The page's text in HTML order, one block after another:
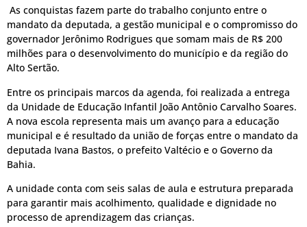
As conquistas fazem parte do trabalho conjunto entre o
mandato da deputada, a gestão municipal e o compromisso do
governador Jerônimo Rodrigues que somam mais de R$ 200
milhões para o desenvolvimento do município e da região do
Alto Sertão.
Entre os principais marcos da agenda, foi realizada a entrega
da Unidade de Educação Infantil João Antônio Carvalho Soares.
A nova escola representa mais um avanço para a educação
municipal e é resultado da união de forças entre o mandato da
deputada Ivana Bastos, o prefeito Valtécio e o Governo da
Bahia.
A unidade conta com seis salas de aula e estrutura preparada
para garantir mais acolhimento, qualidade e dignidade no
processo de aprendizagem das crianças.